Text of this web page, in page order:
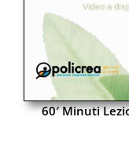
60′ Minuti